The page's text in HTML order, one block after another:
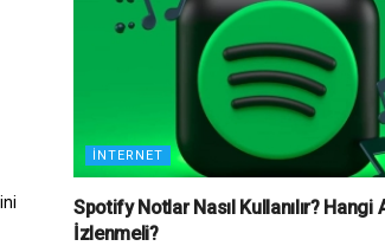
İNTERNET
Spotify Notlar Nasıl Kullanılır? Hangi
İzlenmeli?